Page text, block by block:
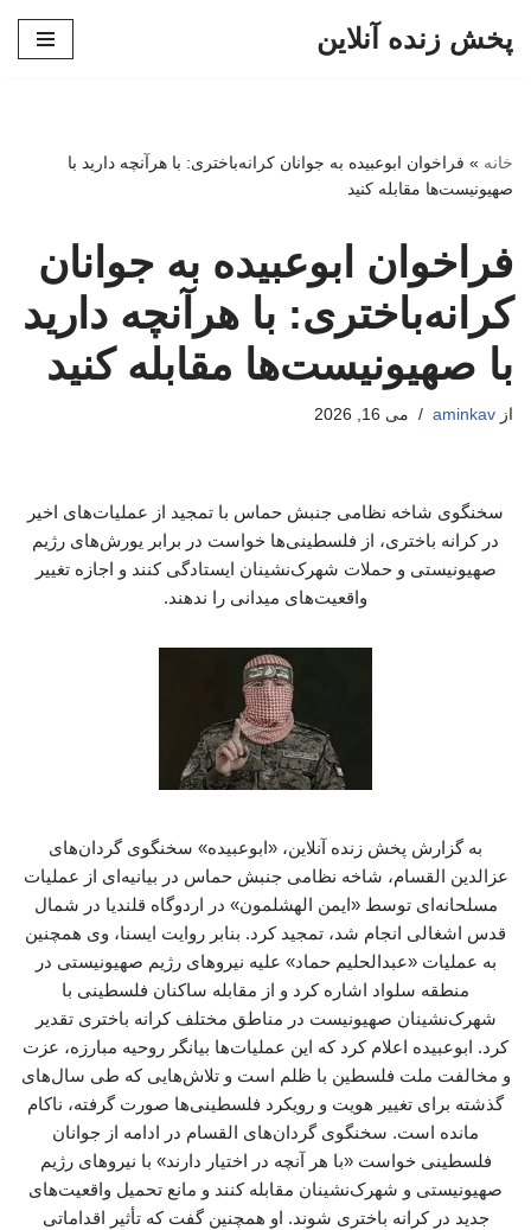
پخش زنده آنلاین
خانه » فراخوان ابوعبیده به جوانان کرانه‌باختری: با هرآنچه دارید با
صهیونیست‌ها مقابله کنید
فراخوان ابوعبیده به جوانان
کرانه‌باختری: با هرآنچه دارید
با صهیونیست‌ها مقابله کنید
از aminkav می 16, 2026
سخنگوی شاخه نظامی جنبش حماس با تمجید از عملیات‌های اخیر
در کرانه باختری، از فلسطینی‌ها خواست در برابر یورش‌های رژیم
صهیونیستی و حملات شهرک‌نشینان ایستادگی کنند و اجازه تغییر
واقعیت‌های میدانی را ندهند.
به گزارش پخش زنده آنلاین، «ابوعبیده» سخنگوی گردان‌های
عزالدین القسام، شاخه نظامی جنبش حماس در بیانیه‌ای از عملیات
مسلحانه‌ای توسط «ایمن الهشلمون» در اردوگاه قلندیا در شمال
قدس اشغالی انجام شد، تمجید کرد. بنابر روایت ایسنا، وی همچنین
به عملیات «عبدالحلیم حماد» علیه نیروهای رژیم صهیونیستی در
منطقه سلواد اشاره کرد و از مقابله ساکنان فلسطینی با
شهرک‌نشینان صهیونیست در مناطق مختلف کرانه باختری تقدیر
کرد. ابوعبیده اعلام کرد که این عملیات‌ها بیانگر روحیه مبارزه، عزت
و مخالفت ملت فلسطین با ظلم است و تلاش‌هایی که طی سال‌های
گذشته برای تغییر هویت و رویکرد فلسطینی‌ها صورت گرفته، ناکام
مانده است. سخنگوی گردان‌های القسام در ادامه از جوانان
فلسطینی خواست «با هر آنچه در اختیار دارند» با نیروهای رژیم
صهیونیستی و شهرک‌نشینان مقابله کنند و مانع تحمیل واقعیت‌های
جدید در کرانه باختری شوند. او همچنین گفت که تأثیر اقداماتی